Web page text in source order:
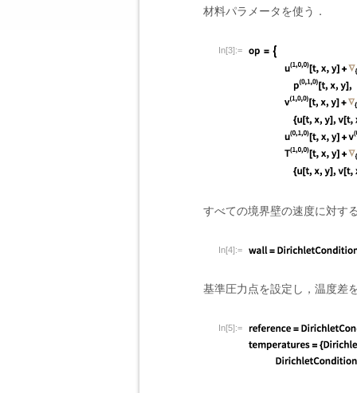
材料パラメータを使う．
In[3]:=
すべての境界壁の速度に対す
In[4]:=
基準圧力点を設定し，温度差
In[5]:=